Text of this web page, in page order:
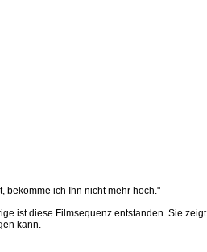
bekomme ich Ihn nicht mehr hoch."
ist diese Filmsequenz entstanden. Sie zeigt
kann.